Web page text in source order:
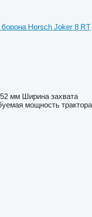
борона Horsch Joker 8 RT
52 мм Ширина захвата
мощность трактора